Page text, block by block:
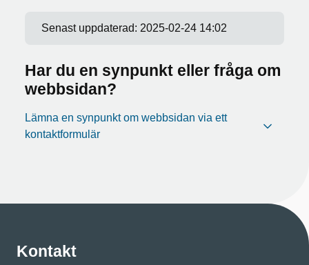
Senast uppdaterad: 2025-02-24 14:02
Har du en synpunkt eller fråga om
webbsidan?
Lämna en synpunkt om webbsidan via ett
kontaktformulär
Kontakt